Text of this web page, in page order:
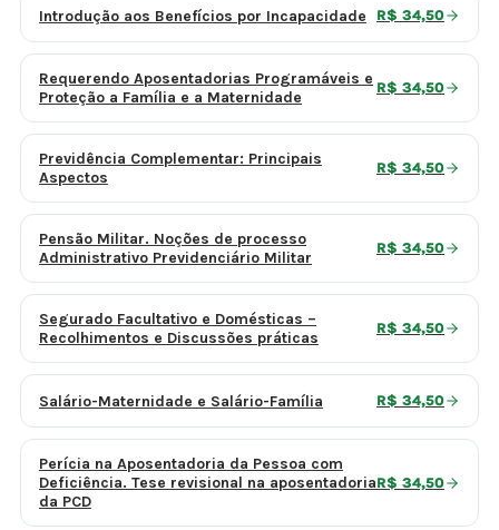
Introdução aos Benefícios por Incapacidade R$ 34,50
Requerendo Aposentadorias Programáveis e
Proteção a Família e a Maternidade
R$ 34,50
Previdência Complementar: Principais
Aspectos
R$ 34,50
Pensão Militar. Noções de processo
Administrativo Previdenciário Militar
R$ 34,50
Segurado Facultativo e Domésticas –
Recolhimentos e Discussões práticas
R$ 34,50
Salário-Maternidade e Salário-Família R$ 34,50
Perícia na Aposentadoria da Pessoa com
Deficiência. Tese revisional na aposentadoria
da PCD
R$ 34,50